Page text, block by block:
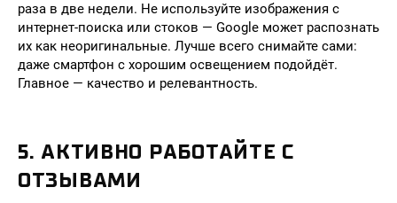
раза в две недели. Не используйте изображения с
интернет-поиска или стоков — Google может распознать
их как неоригинальные. Лучше всего снимайте сами:
даже смартфон с хорошим освещением подойдёт.
Главное — качество и релевантность.
5. АКТИВНО РАБОТАЙТЕ С
ОТЗЫВАМИ